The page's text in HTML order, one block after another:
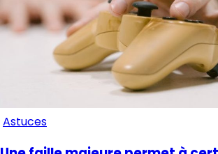
Astuces